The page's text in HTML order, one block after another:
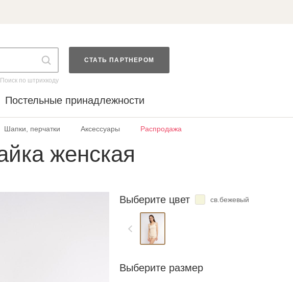
Поиск по штрихкоду
СТАТЬ ПАРТНЕРОМ
Постельные принадлежности
Шапки, перчатки Аксессуары Распродажа
женская
Выберите цвет св.бежевый
Выберите размер